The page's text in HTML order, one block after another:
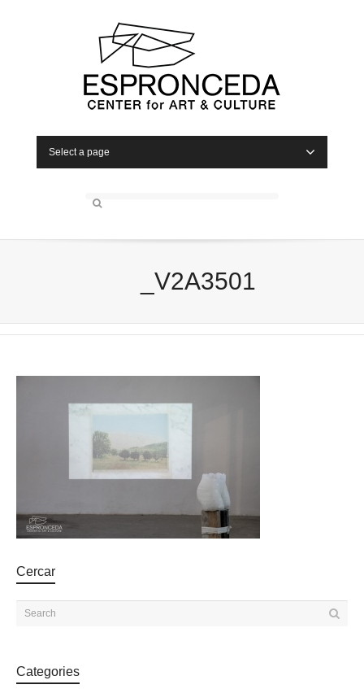
Select a page
_V2A3501
Cercar
Categories